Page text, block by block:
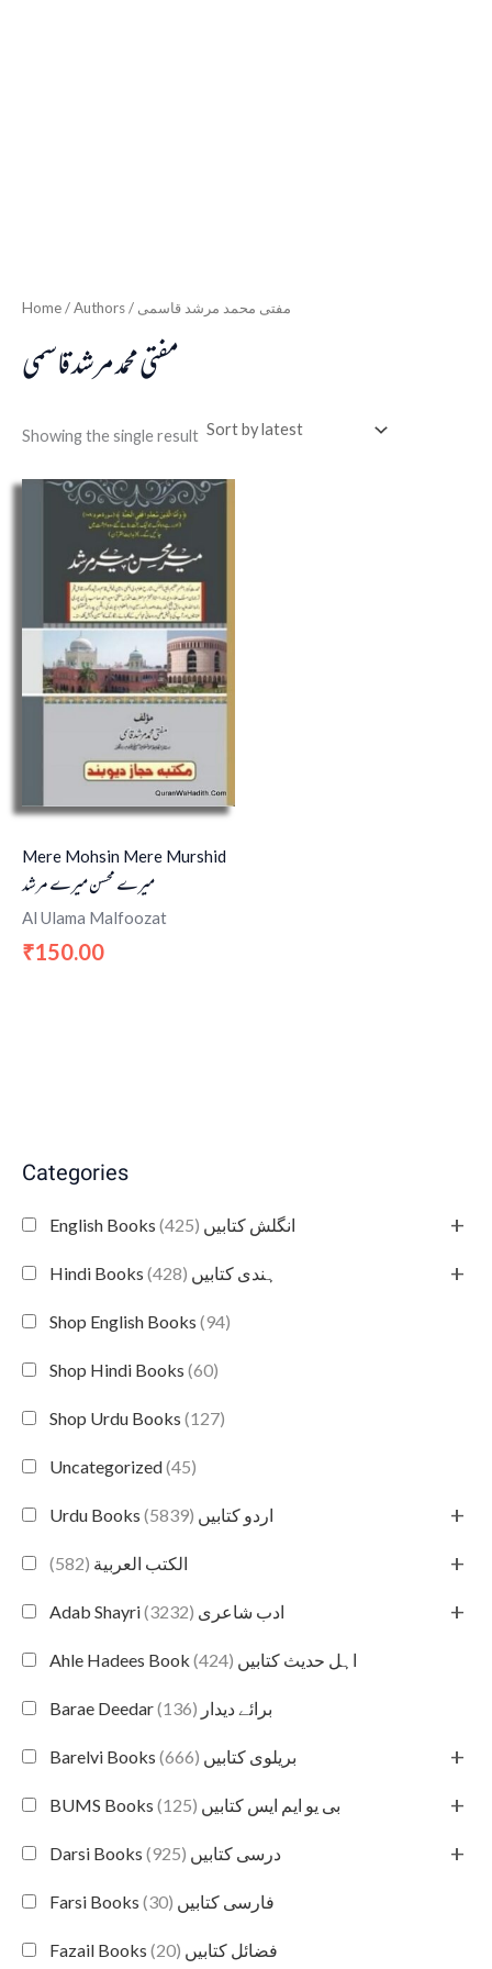
Categories
English Books انگلش کتابیں (425) +
Hindi Books ہندی کتابیں (428) +
Shop English Books (94)
Shop Hindi Books (60)
Shop Urdu Books (127)
Uncategorized(45)
Urdu Books اردو کتابیں (5839) +
الكتب العربية (582) +
Adab Shayri ادب شاعری (3232) +
Ahle Hadees Book اہل حدیث کتابیں (424)
Barae Deedar برائے دیدار (136)
Barelvi Books بریلوی کتابیں (666) +
BUMS Books بی یو ایم ایس کتابیں (125) +
Darsi Books درسی کتابیں (925) +
Farsi Books فارسی کتابیں (30)
Fazail Books فضائل کتابیں (20)
Home / Authors / مفتی محمد مرشد قاسمی
مفتی محمد مرشد قاسمی
Showing the single result
Mere Mohsin Mere Murshid
میرے محسن میرے مرشد
Al Ulama Malfoozat
₹150.00